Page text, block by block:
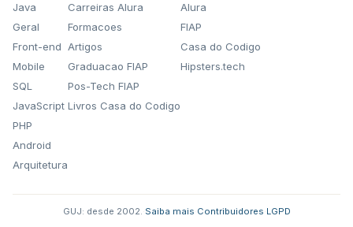
Java
Geral
Front-end
Mobile
SQL
JavaScript
PHP
Android
Arquitetura
Carreiras Alura
Formacoes
Artigos
Graduacao FIAP
Pos-Tech FIAP
Livros Casa do Codigo
Alura
FIAP
Casa do Codigo
Hipsters.tech
GUJ: desde 2002. Saiba mais Contribuidores LGPD